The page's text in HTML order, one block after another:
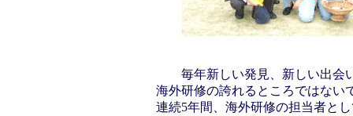
毎年新しい発見、新しい出会
海外研修の誇れるところではない
連続5年間、海外研修の担当者と